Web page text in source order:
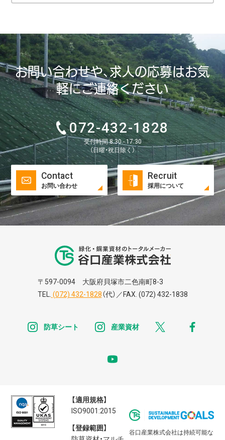
お問い合わせや、求人の応募はお気
軽にご連絡ください
072-432-1828
受付時間 8:30 - 17:30
（日曜・祝日除く）
Contact
お問い合わせ
Recruit
採用について
谷口株式株式会
〒597-0094 大阪府貝塚市二色南町8-3
TEL.
(072) 432-1828（代）／FAX. (072) 432-1838
防草シート
産業資材
【適用規格】
ISO9001:2015
【登録範囲】
谷口産業株式会社は持続可能な